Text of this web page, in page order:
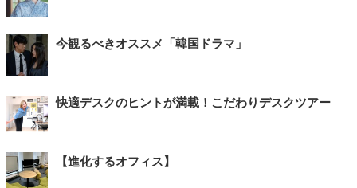
今観るべきオススメ「韓国ドラマ」
快適デスクのヒントが満載！こだわりデスクツアー
【進化するオフィス】